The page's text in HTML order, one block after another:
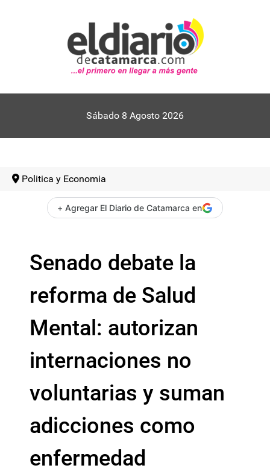
Sábado 8 Agosto 2026
Politica y Economia
+ Agregar El Diario de Catamarca en
Senado debate la
reforma de Salud
Mental: autorizan
internaciones no
voluntarias y suman
adicciones como
enfermedad